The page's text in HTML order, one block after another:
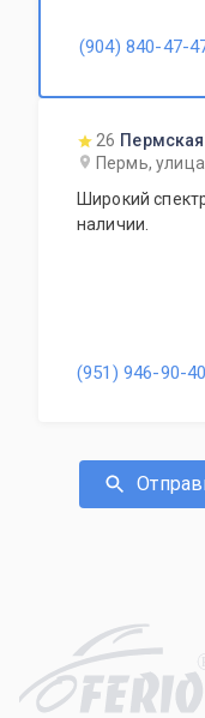
(904) 840-47-
26
Пермь,
Широкий
наличии.
(951) 946-90-40